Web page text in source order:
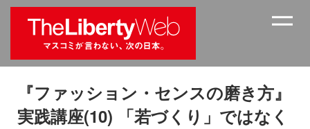
『ファッション・センスの磨き方』
実践講座(10) 「若づくり」ではなく